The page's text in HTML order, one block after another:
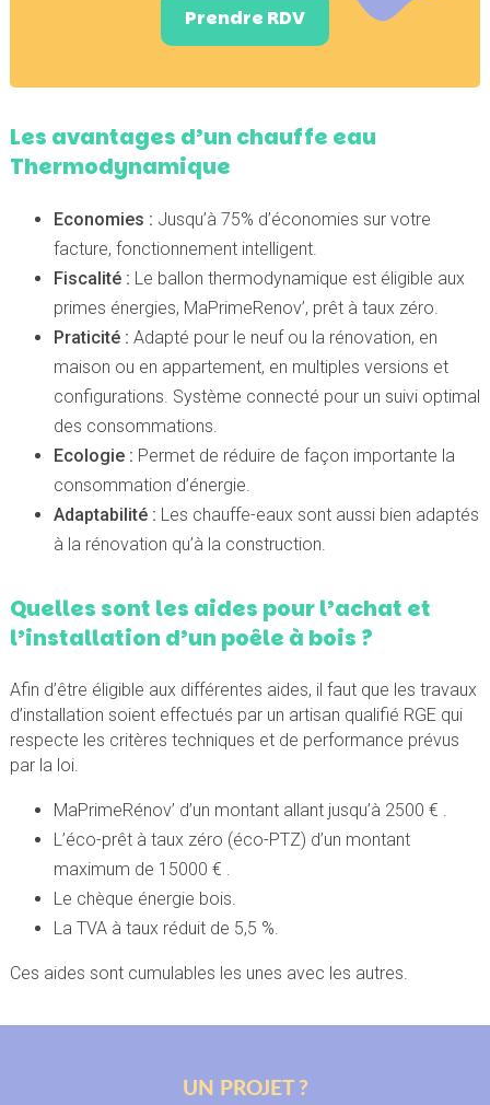
Prendre RDV
Les avantages d’un chauffe eau
Thermodynamique
Economies : Jusqu’à 75% d’économies sur votre
facture, fonctionnement intelligent.
Fiscalité : Le ballon thermodynamique est éligible aux
primes énergies, MaPrimeRenov’, prêt à taux zéro.
Praticité : Adapté pour le neuf ou la rénovation, en
maison ou en appartement, en multiples versions et
configurations. Système connecté pour un suivi optimal
des consommations.
Ecologie : Permet de réduire de façon importante la
consommation d’énergie.
Adaptabilité : Les chauffe-eaux sont aussi bien adaptés
à la rénovation qu’à la construction.
Quelles sont les aides pour l’achat et
l’installation d’un poêle à bois ?
Afin d’être éligible aux différentes aides, il faut que les travaux
d’installation soient effectués par un artisan qualifié RGE qui
respecte les critères techniques et de performance prévus
par la loi.
MaPrimeRénov’ d’un montant allant jusqu’à 2500 € .
L’éco-prêt à taux zéro (éco-PTZ) d’un montant
maximum de 15000 € .
Le chèque énergie bois.
La TVA à taux réduit de 5,5 %.
Ces aides sont cumulables les unes avec les autres.
UN PROJET ?